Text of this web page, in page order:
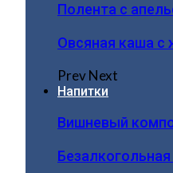
Полента с
Овсяная каша
PrevNext
Напитки
Вишневый